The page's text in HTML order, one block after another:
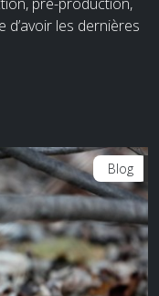
d’avoir les dernières
Blog